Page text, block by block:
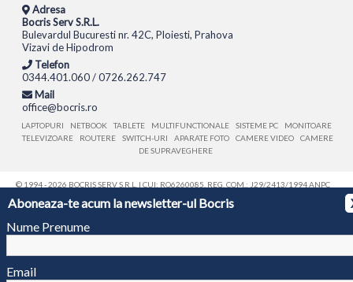
Aboneaza-te acum la newsletter-ul Bocris
Nume Prenume
Email
Adresa
Bocris Serv S.R.L.
Bulevardul Bucuresti nr. 42C, Ploiesti, Prahova
Vizavi de Hipodrom
Telefon
0344.401.060 / 0726.262.747
Mail
office@bocris.ro
LAPTOPURI NETBOOK TABLETE MULTIFUNCTIONALE SISTEME PC
MONITOARE
TELEVIZOARE
ROUTERE SWITCH-URI APARATE FOTO CAMERE VIDEO
CAMERE
DE SUPRAVEGHERE
© 1994 - 2026 BOCRIS SERV S.R.L. | CUI: RO6260085, REG. COM.: J29/2413/1994ANPC